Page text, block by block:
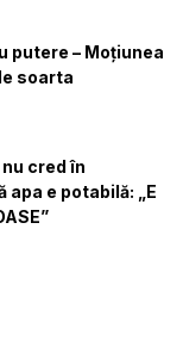
putere – Moțiunea
soarta
cred în
apa e potabilă: „E